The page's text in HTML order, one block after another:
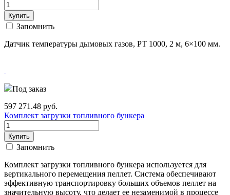
Купить
Запомнить
Датчик температуры дымовых газов, PT 1000, 2 м, 6×100 мм.
Под заказ
597 271.48 руб.
Комплект загрузки топливного бункера
Купить
Запомнить
Комплект загрузки топливного бункера используется для
вертикального перемещения пеллет. Система обеспечивают
эффективную транспортировку больших объемов пеллет на
значительную высоту, что делает ее незаменимой в процессе